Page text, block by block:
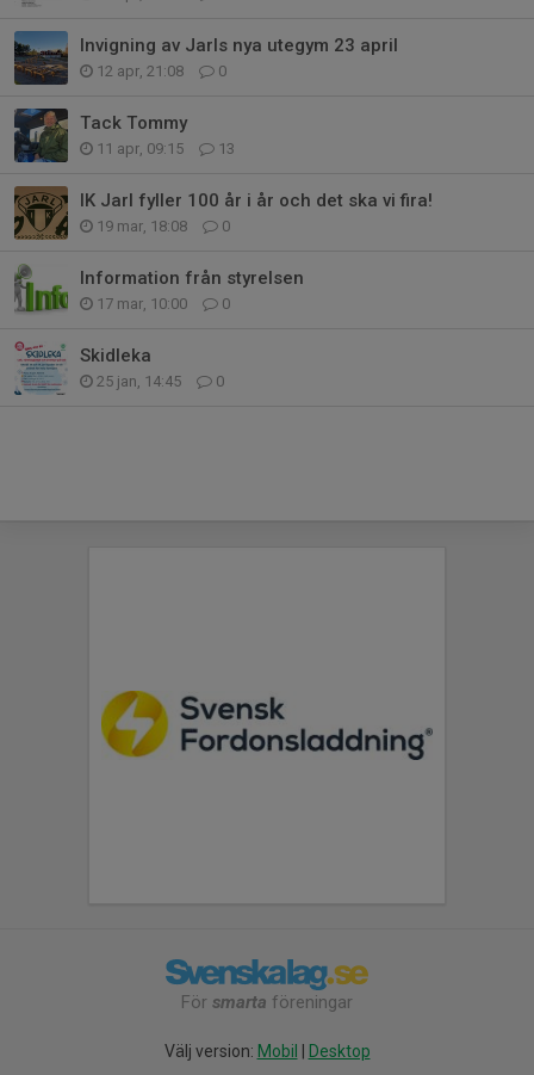
Invigning av Jarls nya utegym 23 april
12 apr, 21:08 0
Tack Tommy
11 apr, 09:15 13
IK Jarl fyller 100 år i år och det ska vi fira!
19 mar, 18:08 0
Information från styrelsen
17 mar, 10:00 0
Skidleka
25 jan, 14:45 0
För smarta föreningar
Välj version: Mobil Desktop